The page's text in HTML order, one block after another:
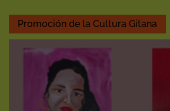
Promoción de la Cultura Gitana